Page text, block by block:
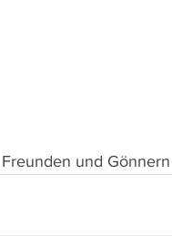
und